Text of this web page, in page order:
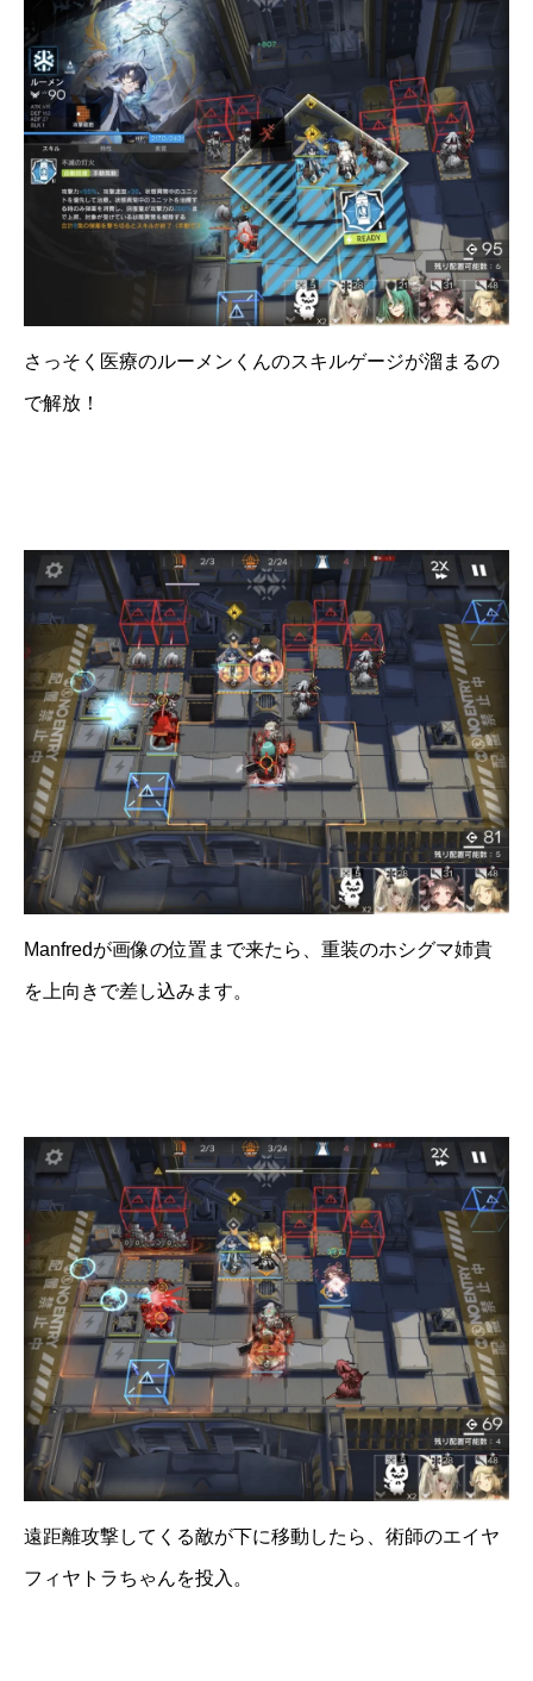
さっそく医療のルーメンくんのスキルゲージが溜まるの
で解放！
Manfredが画像の位置まで来たら、重装のホシグマ姉貴
を上向きで差し込みます。
遠距離攻撃してくる敵が下に移動したら、術師のエイヤ
フィヤトラちゃんを投入。